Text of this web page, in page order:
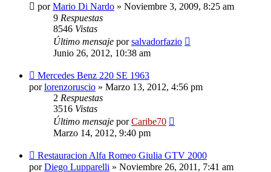
porMario Di Nardo » Noviembre 3, 2009, 8:25 am
9 Respuestas
8546 Vistas
Último mensaje porsalvadorfazio
Junio 26, 2012, 10:38 am
Mercedes Benz 220 SE 1963
porlorenzoruscio » Marzo 13, 2012, 4:56 pm
2 Respuestas
3516 Vistas
Último mensaje porCaribe70
Marzo 14, 2012, 9:40 pm
Restauracion Alfa Romeo Giulia GTV 2000
porDiego Lupparelli » Noviembre 26, 2011, 7:41 am